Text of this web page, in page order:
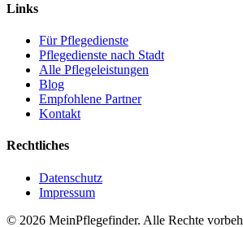
Links
Für Pflegedienste
Pflegedienste nach Stadt
Alle Pflegeleistungen
Blog
Empfohlene Partner
Kontakt
Rechtliches
Datenschutz
Impressum
© 2026 MeinPflegefinder. Alle Rechte